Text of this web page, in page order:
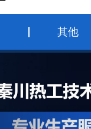
其他